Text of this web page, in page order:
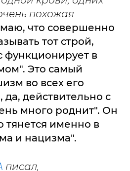
похожая
что совершенно
тот строй,
функционирует в
Это самый
во всех его
да, действительно с
много роднит". Он
тянется именно в
и нацизма".
писал,